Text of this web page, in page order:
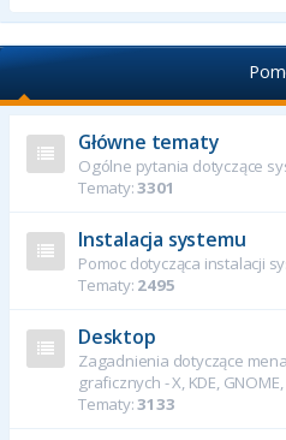
Główne tematy
Ogólne pytania dotyczące
Tematy:3301
Instalacja systemu
Pomoc dotycząca instalacji
Tematy: 2495
Desktop
Zagadnienia dotyczące
graficznych - X, KDE,
Tematy:3133